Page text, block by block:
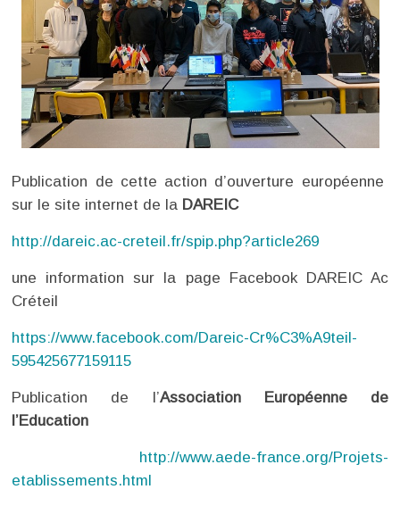
Publication de cette action d’ouverture européenne
sur le site internet de la DAREIC
http://dareic.ac-creteil.fr/spip.php?article269
une information sur la page Facebook DAREIC Ac
Créteil
https://www.facebook.com/Dareic-Cr%C3%A9teil-
595425677159115
Publication de l’Association Européenne de
l’Education
http://www.aede-france.org/Projets-
etablissements.html